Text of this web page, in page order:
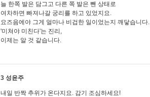
늘 한쪽 발은 담그고 다른 쪽 발은 뺀 상태로
여차하면 빠져나갈 궁리를 하고 있었지요.
요즈음에야 그게 얼마나 비겁한 일이었는지 깨닿습니다.
'미쳐야 미친다'는 진리,
이제는 알 것 같습니다.
3 성윤주
내일 반짝 추위가 온다지요. 감기 조심하세요!